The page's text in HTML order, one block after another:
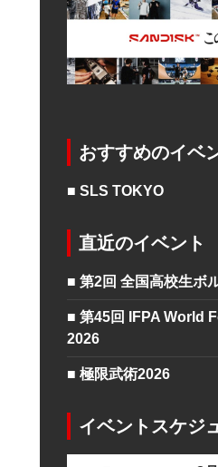
おすすめのイベ
■ SLS TOKYO
直近のイベント
■ 第2回 全国高校生ボ
■ 第45回 IFPA World
2026
■ 極限武術2026
イベントスケジ